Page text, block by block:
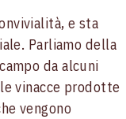
e sta
Parliamo della
da alcuni
vinacce prodotte
vengono